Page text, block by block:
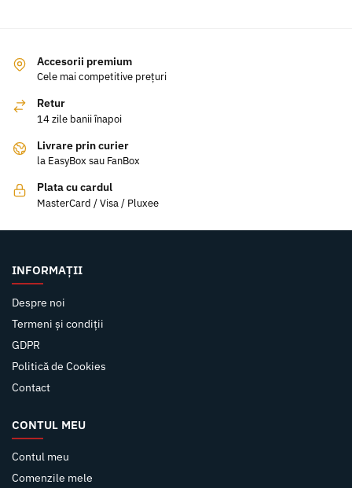
Accesorii premium
Cele mai competitive prețuri
Retur
14 zile banii înapoi
Livrare prin curier
la EasyBox sau FanBox
Plata cu cardul
MasterCard / Visa / Pluxee
INFORMAȚII
Despre noi
Termeni și condiții
GDPR
Politică de Cookies
Contact
CONTUL MEU
Contul meu
Comenzile mele